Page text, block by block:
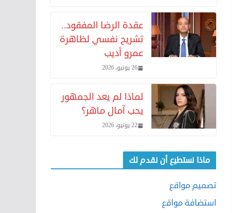
عقدة الرضا المفقود..
تشريح نفسي لظاهرة
عمرو أديب
26 يونيو، 2026
لماذا لم يعد الجمهور
يحب آمال ماهر؟
22 يونيو، 2026
ماذا نستطيع أن نقدم لك
تصميم مواقع
استضافة مواقع